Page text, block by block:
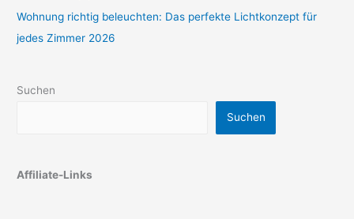
Wohnung richtig beleuchten: Das perfekte Lichtkonzept für
jedes Zimmer 2026
Suchen
Suchen
Affiliate-Links